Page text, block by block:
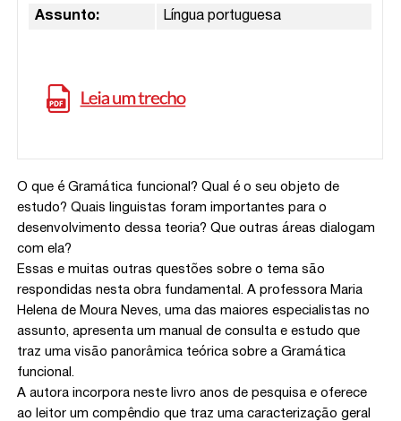
Assunto: Língua portuguesa
O que é Gramática funcional? Qual é o seu objeto de
estudo? Quais linguistas foram importantes para o
desenvolvimento dessa teoria? Que outras áreas dialogam
com ela?
Essas e muitas outras questões sobre o tema são
respondidas nesta obra fundamental. A professora Maria
Helena de Moura Neves, uma das maiores especialistas no
assunto, apresenta um manual de consulta e estudo que
traz uma visão panorâmica teórica sobre a Gramática
funcional.
A autora incorpora neste livro anos de pesquisa e oferece
ao leitor um compêndio que traz uma caracterização geral